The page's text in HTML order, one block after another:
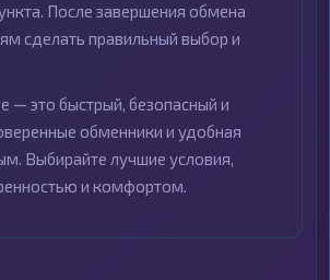
После завершения обмена
сделать правильный выбор и
— это быстрый, безопасный и
обменники и удобная
Выбирайте лучшие условия,
и комфортом.